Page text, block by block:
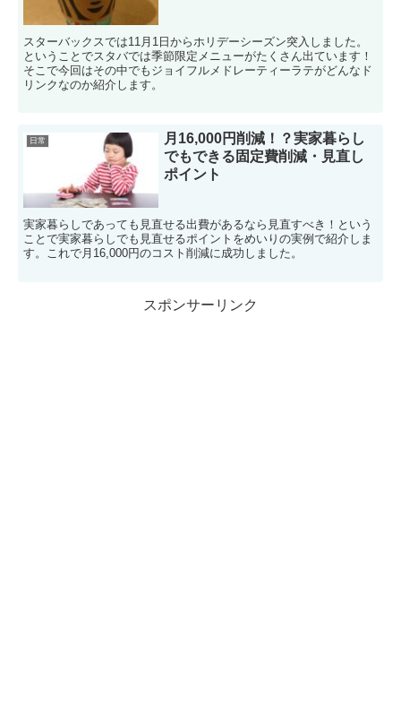
スターバックスでは11月1日からホリデーシーズン突入しました。
ということでスタバでは季節限定メニューがたくさん出ています！
そこで今回はその中でもジョイフルメドレーティーラテがどんなド
リンクなのか紹介します。
日常
月16,000円削減！？実家暮らし
でもできる固定費削減・見直し
ポイント
実家暮らしであっても見直せる出費があるなら見直すべき！という
ことで実家暮らしでも見直せるポイントをめいりの実例で紹介しま
す。これで月16,000円のコスト削減に成功しました。
スポンサーリンク